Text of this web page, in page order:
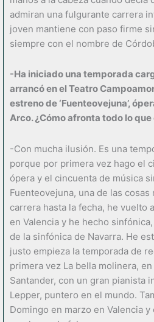
admiran una fulgurante carrera
joven mantiene con paso firme
siempre con el nombre de
-Ha iniciado una temporada
arrancó en el Teatro
estreno de ‘Fuenteovejuna’,
Arco. ¿Cómo afronta todo lo
-Con mucha ilusión. Es una
porque por primera vez hago el
ópera y el cincuenta de música
Fuenteovejuna, una de las
carrera hasta la fecha, he vuelto
en Valencia y he hecho
de la sinfónica de Navarra. He
justo empieza la temporada de
primera vez La bella molinera,
Santander, con un gran pianista
Lepper, puntero en el mundo.
Domingo en marzo en Valencia